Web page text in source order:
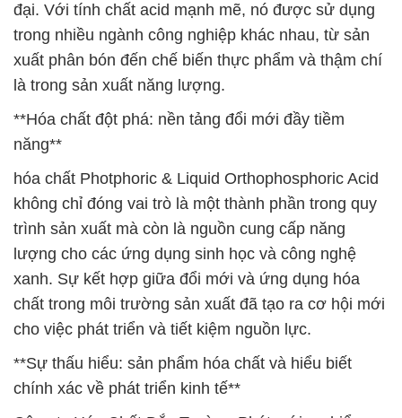
đại. Với tính chất acid mạnh mẽ, nó được sử dụng
trong nhiều ngành công nghiệp khác nhau, từ sản
xuất phân bón đến chế biến thực phẩm và thậm chí
là trong sản xuất năng lượng.
**Hóa chất đột phá: nền tảng đổi mới đầy tiềm
năng**
hóa chất Photphoric & Liquid Orthophosphoric Acid
không chỉ đóng vai trò là một thành phần trong quy
trình sản xuất mà còn là nguồn cung cấp năng
lượng cho các ứng dụng sinh học và công nghệ
xanh. Sự kết hợp giữa đổi mới và ứng dụng hóa
chất trong môi trường sản xuất đã tạo ra cơ hội mới
cho việc phát triển và tiết kiệm nguồn lực.
**Sự thấu hiểu: sản phẩm hóa chất và hiểu biết
chính xác về phát triển kinh tế**